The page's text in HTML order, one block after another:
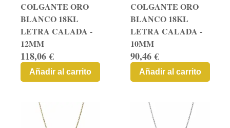
COLGANTE ORO
BLANCO 18KL
LETRA CALADA -
12MM
118,06 €
Añadir al carrito
COLGANTE ORO
BLANCO 18KL
LETRA CALADA -
10MM
90,46 €
Añadir al carrito